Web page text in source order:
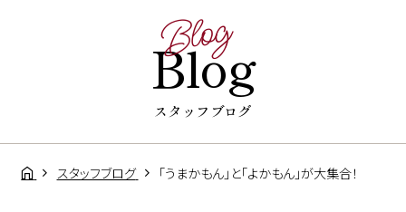
Blog
Blog
スタッフブログ
スタッフブログ 「うまかもん」と「よかもん」が大集合！